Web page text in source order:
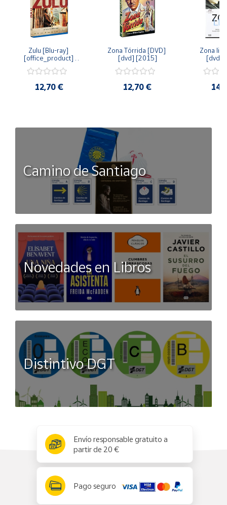
Zulu [Blu-ray]
[office_product]
12,70 €
Zona Tórrida [DVD]
[dvd] [2015]
12,70 €
Zona
[dvd]
Camino de Santiago
Novedades en Libros
Distintivo DGT
Envío responsable gratuito a
partir de 20 €
Pago seguro